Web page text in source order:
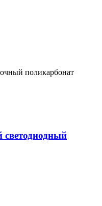
поликарбонат